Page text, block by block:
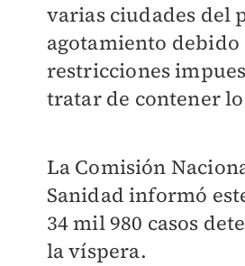
varias ciudades del
agotamiento debido
restricciones
tratar de contener
La Comisión
Sanidad informó
34 mil 980 casos
la víspera.